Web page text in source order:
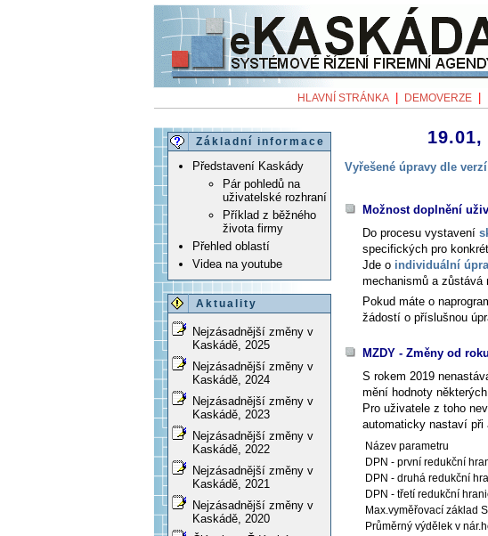
HLAVNÍ STRÁNKA DEMOVERZE
Základní informace
Představení Kaskády
Pár pohledů na
uživatelské rozhraní
Příklad z běžného
života firmy
Přehled oblastí
Videa na youtube
Aktuality
Nejzásadnější změny v
Kaskádě, 2025
Nejzásadnější změny v
Kaskádě, 2024
Nejzásadnější změny v
Kaskádě, 2023
Nejzásadnější změny v
Kaskádě, 2022
Nejzásadnější změny v
Kaskádě, 2021
Nejzásadnější změny v
Kaskádě, 2020
Vyřešené úpravy dle verzí
Možnost doplnění
Do procesu vystavení
specifických pro
Jde o individuální
mechanismů a zůstává
Pokud máte o
žádostí o příslušnou
MZDY - Změny od
S rokem 2019
mění hodnoty
Pro uživatele z toho
automaticky nastaví při
Název parametru
DPN - první redukční
DPN - druhá redukční
DPN - třetí redukční
Max.vyměřovací základ
Průměrný výdělek v